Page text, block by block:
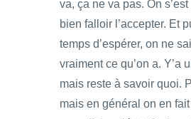
va, ça ne va pas. On
bien falloir l’accepter. Et
temps d’espérer, on ne
vraiment ce qu’on a. Y’a
mais reste à savoir quoi.
mais en général on en